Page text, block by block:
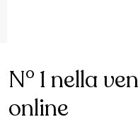
N° 1 nella
online